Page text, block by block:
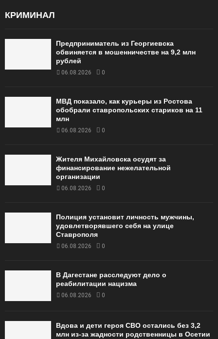
КРИМИНАЛ
Предприниматель из Георгиевска
обвиняется в мошенничестве на 9,2 млн
рублей
06.08.2026 0
МВД показало, как курьеры из Ростова
обобрали ставропольских стариков на 11
млн
06.08.2026 0
Жителя Михайловска осудят за
финансирование нежелательной
организации
06.08.2026 0
Полиция установит личность мужчины,
удовлетворявшего себя на улице
Ставрополя
06.08.2026 0
В Дагестане расследуют дело о
реабилитации нацизма
06.08.2026 0
Вдова и дети героя СВО остались без 3,2
млн из-за жадности родственницы в Осетии